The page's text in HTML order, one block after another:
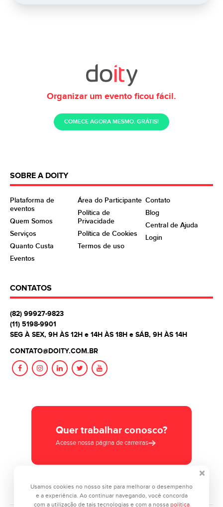
Organizar um evento ficou fácil.
COMECE AGORA MESMO. GRÁTIS!
SOBRE A DOITY
Plataforma de
eventos
Quem Somos
Serviços
Quanto Custa
Eventos
Área do Participante
Política de
Privacidade
Política de Cookies
Termos de uso
Contato
Blog
Central de Ajuda
Login
CONTATOS
(82) 99927-9823
(11) 5198-9901
SEG À SEX, 9H ÀS 12H e 14H ÀS 18H e SÁB, 9H ÀS 14H
CONTATO@DOITY.COM.BR
Quer trabalhar conosco?
Acesse nossa página de carreiras
Usamos cookies no nosso site para melhorar o desempenho
e a experiência. Ao continuar navegando, você concorda
com a utilização de tais tecnologias e com a nossa política